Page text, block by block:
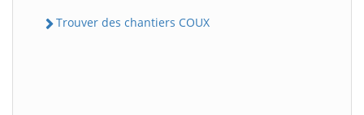
Trouver des chantiers COUX